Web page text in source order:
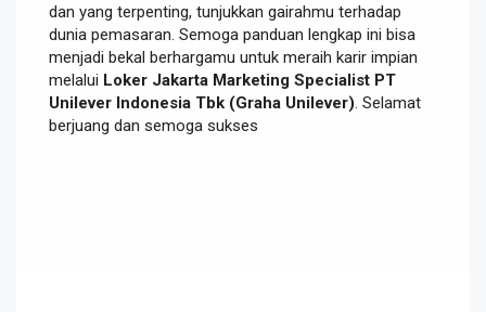
dan yang terpenting, tunjukkan gairahmu terhadap
dunia pemasaran. Semoga panduan lengkap ini bisa
menjadi bekal berhargamu untuk meraih karir impian
melalui Loker Jakarta Marketing Specialist PT
Unilever Indonesia Tbk (Graha Unilever) . Selamat
berjuang dan semoga sukses